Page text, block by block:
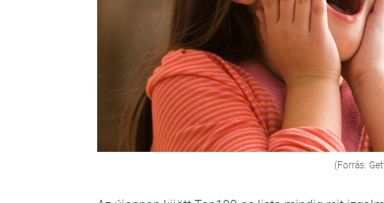
(Forrás: